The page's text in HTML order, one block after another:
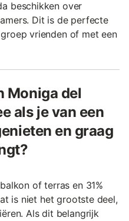
beschikken over
Dit is de perfecte
vrienden of met een
Moniga del
als je van een
en graag
of terras en 31%
is niet het grootste deel,
Als dit belangrijk